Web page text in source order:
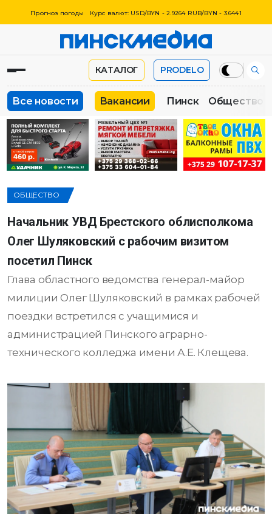
Прогноз погоды Курс валют: USD/BYN - 2.9264 RUB/BYN - 3.6441
КАТАЛОГ PRODELO
Все новости Вакансии Пинск Общество
ОБЩЕСТВО
Начальник УВД Брестского облисполкома
Олег Шуляковский с рабочим визитом
посетил Пинск
Глава областного ведомства генерал-майор
милиции Олег Шуляковский в рамках рабочей
поездки встретился с учащимися и
администрацией Пинского аграрно-
технического колледжа имени А.Е. Клещева.